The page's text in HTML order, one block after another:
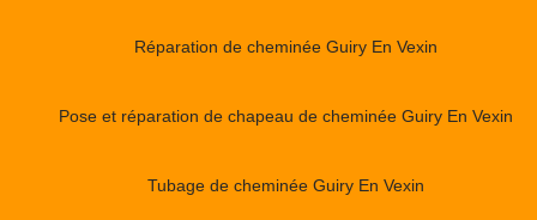
Réparation de cheminée Guiry En Vexin
Pose et réparation de chapeau de cheminée Guiry En Vexin
Tubage de cheminée Guiry En Vexin